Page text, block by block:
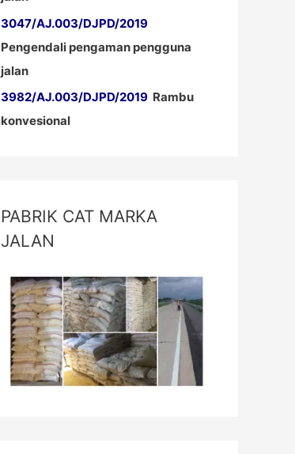
3047/AJ.003/DJPD/2019
Pengendali pengaman pengguna
jalan
3982/AJ.003/DJPD/2019 Rambu
konvesional
PABRIK CAT MARKA
JALAN